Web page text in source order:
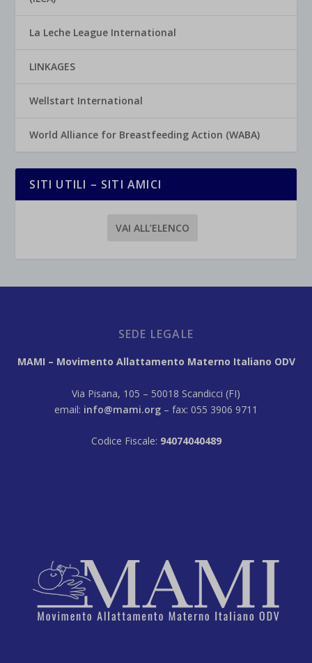
La Leche League International
LINKAGES
Wellstart International
World Alliance for Breastfeeding Action (WABA)
SITI UTILI – SITI AMICI
VAI ALL’ELENCO
SEDE LEGALE
MAMI – Movimento Allattamento Materno Italiano ODV
Via Pisana, 105 – 50018 Scandicci (FI)
email: info@mami.org – fax: 055 3906 9711
Codice Fiscale: 94074040489